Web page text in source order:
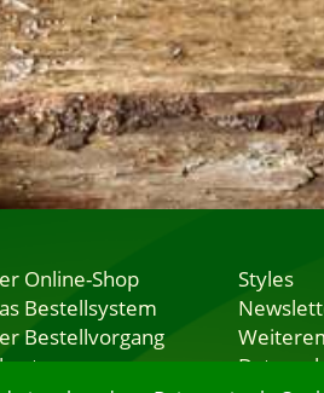
Online-Shop
Bestellsystem
Bestellvorgang
Styles